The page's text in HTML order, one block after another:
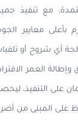
مع تنفيذ
بأعلى معايير
أي شروخ أو
العمر
على التنفيذ،
على المبنى من